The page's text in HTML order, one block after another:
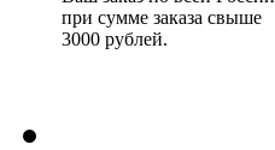
при сумме заказа свыше
3000 рублей.